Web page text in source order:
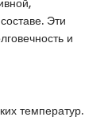
Эти
и
температур.